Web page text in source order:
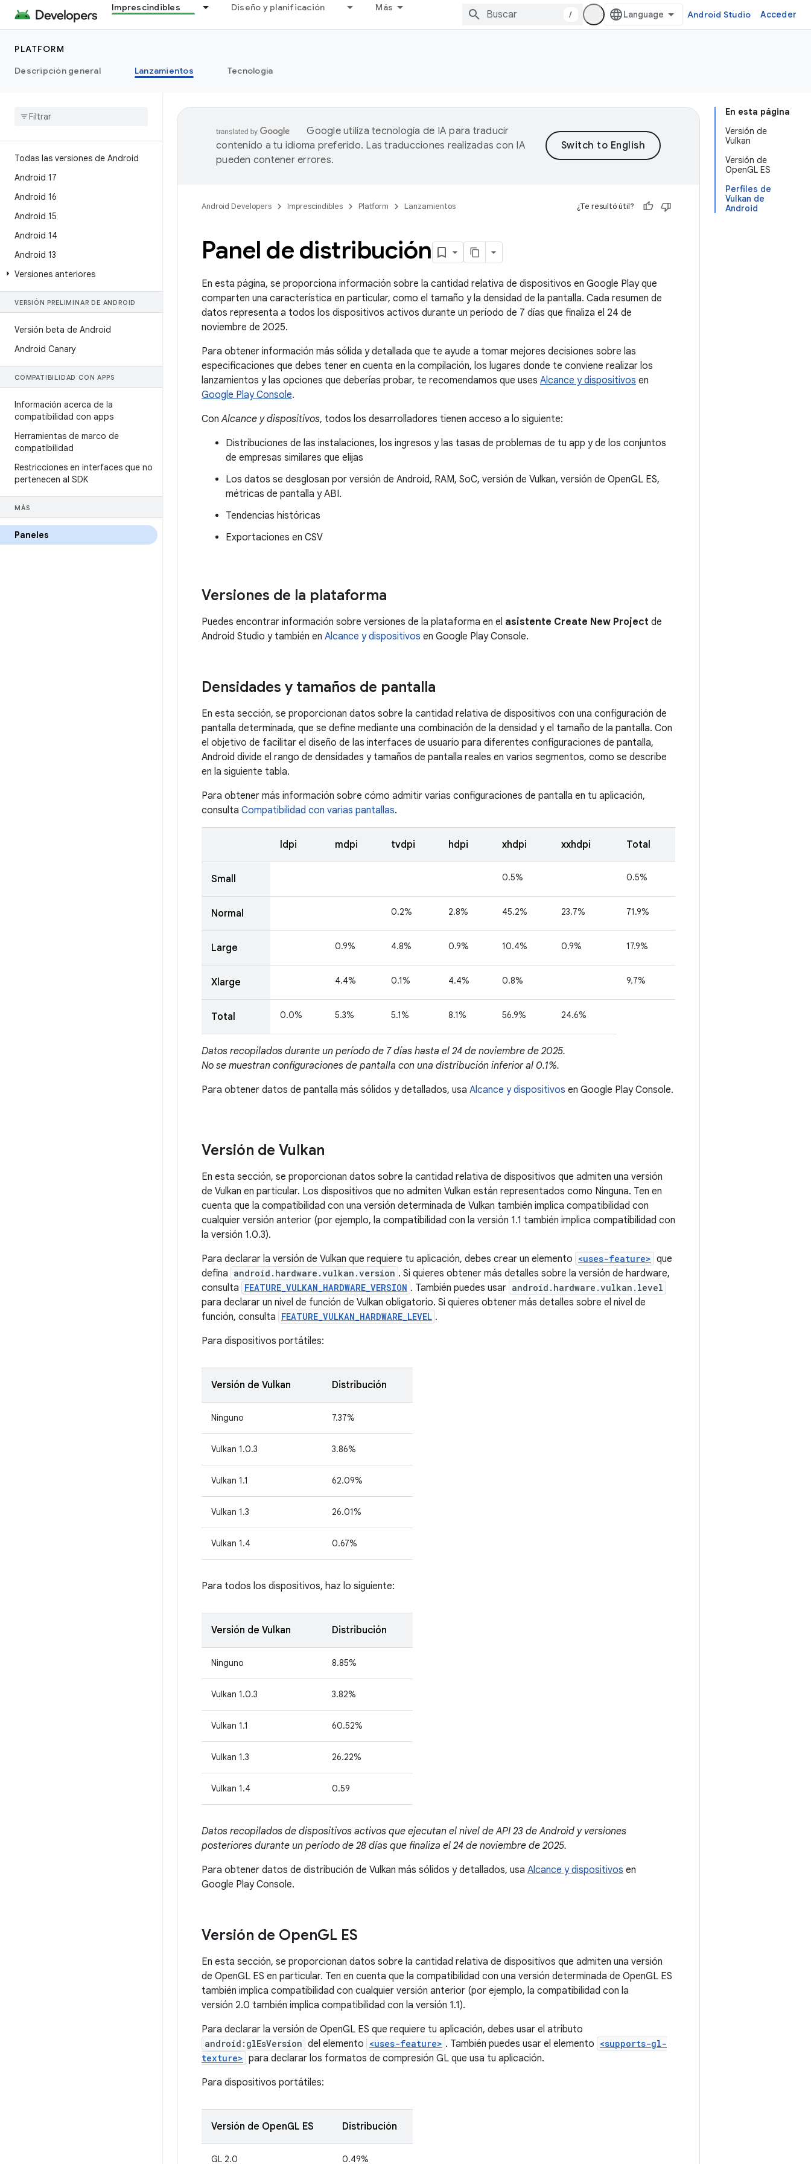
Imprescindibles Diseño y planificación Más
/ Android Studio Acceder
PLATFORM
Descripción general
Lanzamientos Tecnología
Todas las versiones de Android
Android 17
Android 16
Android 15
Android 14
Android 13
Versiones anteriores
VERSIÓN PRELIMINAR DE ANDROID
Versión beta de Android
Android Canary
COMPATIBILIDAD CON APPS
Información acerca de la
compatibilidad con apps
Herramientas de marco de
compatibilidad
Restricciones en interfaces que no
pertenecen al SDK
MÁS
Paneles
En esta página
Versión de
Vulkan
Versión de
OpenGL ES
Perfiles de
Vulkan de
Android
Google utiliza tecnología de IA para traducir
contenido a tu idioma preferido. Las traducciones realizadas con IA
pueden contener errores.
Android Developers Imprescindibles Platform Lanzamientos ¿Te resultó útil?
Panel de distribución
En esta página, se proporciona información sobre la cantidad relativa de dispositivos en Google Play que
comparten una característica en particular, como el tamaño y la densidad de la pantalla. Cada resumen de
datos representa a todos los dispositivos activos durante un período de 7 días que finaliza el 24 de
noviembre de 2025.
Para obtener información más sólida y detallada que te ayude a tomar mejores decisiones sobre las
especificaciones que debes tener en cuenta en la compilación, los lugares donde te conviene realizar los
lanzamientos y las opciones que deberías probar, te recomendamos que uses Alcance y dispositivos en
Google Play Console.
ConAlcance y dispositivos, todos los desarrolladores tienen acceso a lo siguiente:
Distribuciones de las instalaciones, los ingresos y las tasas de problemas de tu app y de los conjuntos
de empresas similares que elijas
Los datos se desglosan por versión de Android, RAM, SoC, versión de Vulkan, versión de OpenGL ES,
métricas de pantalla y ABI.
Tendencias históricas
Exportaciones en CSV
Versión de Vulkan
En esta sección, se proporcionan datos sobre la cantidad relativa de dispositivos que admiten una versión
de Vulkan en particular. Los dispositivos que no admiten Vulkan están representados como Ninguna. Ten en
cuenta que la compatibilidad con una versión determinada de Vulkan también implica compatibilidad con
cualquier versión anterior (por ejemplo, la compatibilidad con la versión 1.1 también implica compatibilidad con
la versión 1.0.3).
Para declarar la versión de Vulkan que requiere tu aplicación, debes crear un elemento <uses-feature> que
defina android.hardware.vulkan.version . Si quieres obtener más detalles sobre la versión de hardware,
consulta FEATURE_VULKAN_HARDWARE_VERSION . También puedes usar android.hardware.vulkan.level
para declarar un nivel de función de Vulkan obligatorio. Si quieres obtener más detalles sobre el nivel de
función, consulta FEATURE_VULKAN_HARDWARE_LEVEL .
Para dispositivos portátiles:
Versión de Vulkan Distribución
Ninguno 7.37%
Vulkan 1.0.3 3.86%
Vulkan 1.1 62.09%
Vulkan 1.3 26.01%
Vulkan 1.4 0.67%
Para todos los dispositivos, haz lo siguiente:
Versión de Vulkan Distribución
Ninguno 8.85%
Vulkan 1.0.3 3.82%
Vulkan 1.1 60.52%
Vulkan 1.3 26.22%
Vulkan 1.4 0.59
Datos recopilados de dispositivos activos que ejecutan el nivel de API 23 de Android y versiones
posteriores durante un período de 28 días que finaliza el 24 de noviembre de 2025.
Para obtener datos de distribución de Vulkan más sólidos y detallados, usa Alcance y dispositivos en
Google Play Console.
Versión de OpenGL ES
En esta sección, se proporcionan datos sobre la cantidad relativa de dispositivos que admiten una versión
de OpenGL ES en particular. Ten en cuenta que la compatibilidad con una versión determinada de OpenGL ES
también implica compatibilidad con cualquier versión anterior (por ejemplo, la compatibilidad con la
versión 2.0 también implica compatibilidad con la versión 1.1).
Para declarar la versión de OpenGL ES que requiere tu aplicación, debes usar el atributo
android:glEsVersion del elemento <uses-feature> . También puedes usar el elemento <supports-gl-
texture> para declarar los formatos de compresión GL que usa tu aplicación.
Para dispositivos portátiles:
Versión de OpenGL ES Distribución
GL 2.0 0.49%